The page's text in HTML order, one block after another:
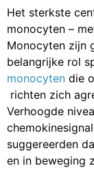
Het sterkste
monocyten –
Monocyten zijn
belangrijke rol
monocyten die
richten zich
Verhoogde
suggereerden
en in beweging